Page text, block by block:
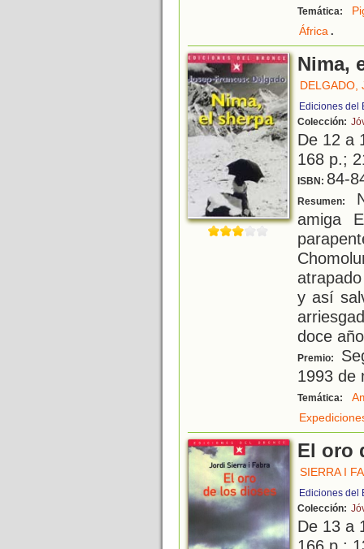
Temática:
África.
Nima,
DELGADO,
Ediciones del
Colección:
De 12 a
168 p.;
ISBN: 84-
Resumen:
amiga
y así
doce
Premio:
1993 de
Temática:
El oro
SIERRA I
Ediciones del
Colección:
De 13 a